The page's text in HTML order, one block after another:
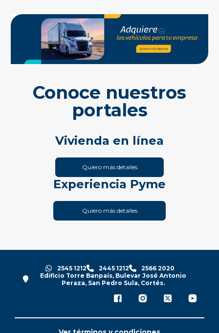
Conoce nuestros
portales
Vivienda en línea
Quiero más detalles
Experiencia Pyme
Quiero más detalles
2545 1212 2445 1212
2566 2020
Edificio Torre Banpaís, Bulevar José Antonio
Peraza, San Pedro Sula, Cortés.